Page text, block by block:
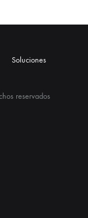
reservados
Soluciones